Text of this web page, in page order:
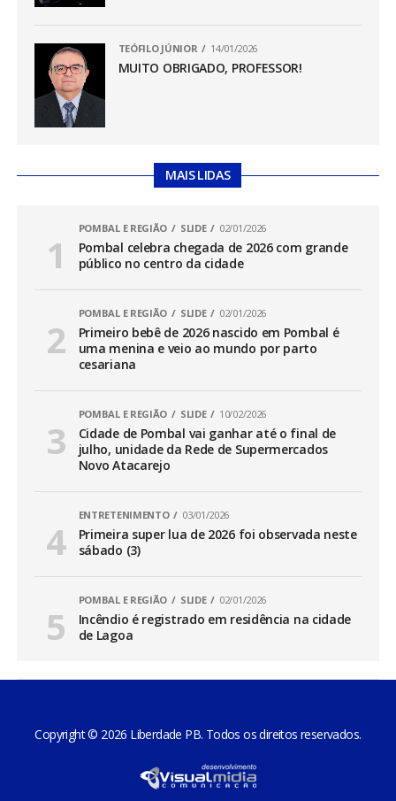
TEÓFILO JÚNIOR 14/01/2026
MUITO OBRIGADO, PROFESSOR!
MAIS LIDAS
POMBAL E REGIÃO SLIDE 02/01/2026
Pombal celebra chegada de 2026 com grande
público no centro da cidade
POMBAL E REGIÃO SLIDE 02/01/2026
Primeiro bebê de 2026 nascido em Pombal é
uma menina e veio ao mundo por parto
cesariana
POMBAL E REGIÃO SLIDE 10/02/2026
Cidade de Pombal vai ganhar até o final de
julho, unidade da Rede de Supermercados
Novo Atacarejo
ENTRETENIMENTO 03/01/2026
Primeira super lua de 2026 foi observada neste
sábado (3)
POMBAL E REGIÃO SLIDE 02/01/2026
Incêndio é registrado em residência na cidade
de Lagoa
Copyright © 2026 Liberdade PB. Todos os direitos reservados.